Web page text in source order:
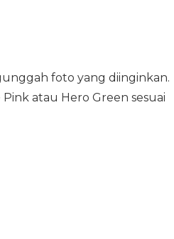
foto yang diinginkan.
atau Hero Green sesuai